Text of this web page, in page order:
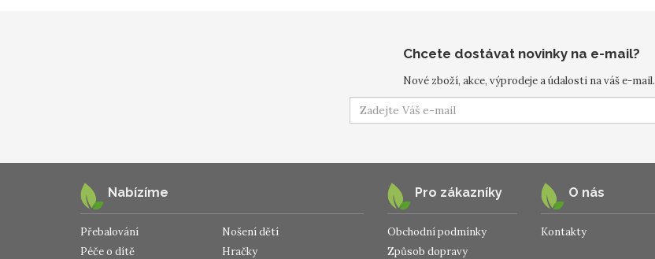
Chcete dostávat novinky na e-mail?
Nové zboží, akce, výprodeje a údalosti na váš e-mail.
Nabízíme
Přebalování
Nošení dětí
Péče o dítě
Hračky
Pro zákazníky
Obchodní podmínky
Způsob dopravy
O nás
Kontakty